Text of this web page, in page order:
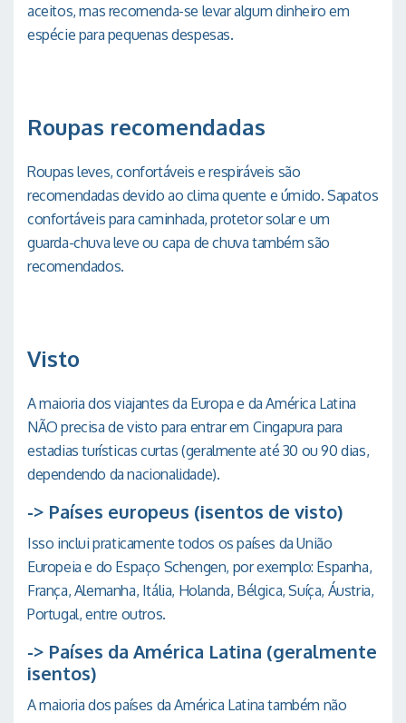
aceitos, mas recomenda-se levar algum dinheiro em
espécie para pequenas despesas.
Roupas recomendadas
Roupas leves, confortáveis e respiráveis são
recomendadas devido ao clima quente e úmido. Sapatos
confortáveis para caminhada, protetor solar e um
guarda-chuva leve ou capa de chuva também são
recomendados.
Visto
A maioria dos viajantes da Europa e da América Latina
NÃO precisa de visto para entrar em Cingapura para
estadias turísticas curtas (geralmente até 30 ou 90 dias,
dependendo da nacionalidade).
-> Países europeus (isentos de visto)
Isso inclui praticamente todos os países da União
Europeia e do Espaço Schengen, por exemplo: Espanha,
França, Alemanha, Itália, Holanda, Bélgica, Suíça, Áustria,
Portugal, entre outros.
-> Países da América Latina (geralmente
isentos)
A maioria dos países da América Latina também não